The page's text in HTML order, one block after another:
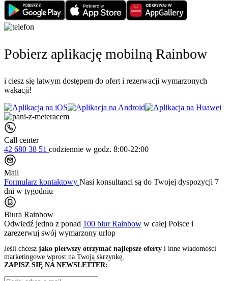
Pobierz aplikację mobilną Rainbow
i ciesz się łatwym dostępem do ofert i rezerwacji wymarzonych
wakacji!
Call center
42 680 38 51 codziennie w godz. 8:00-22:00
Mail
Formularz kontaktowy Nasi konsultanci są do Twojej dyspozycji 7
dni w tygodniu
Biura Rainbow
Odwiedź jedno z ponad 100 biur Rainbow w całej Polsce i
zarezerwuj swój wymarzony urlop
Jeśli chcesz jako pierwszy otrzymać najlepsze oferty i inne wiadomości
marketingowe wprost na Twoją skrzynkę,
ZAPISZ SIĘ NA NEWSLETTER: